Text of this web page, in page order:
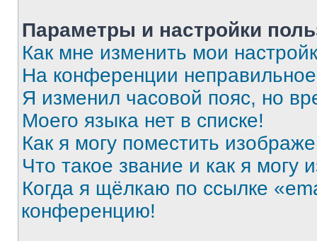
Параметры и настройки
Как мне изменить мои
На конференции
Я изменил часовой пояс, но
Моего языка нет в списке!
Как я могу поместить
Что такое звание и как я могу
Когда я щёлкаю по ссылке
конференцию!